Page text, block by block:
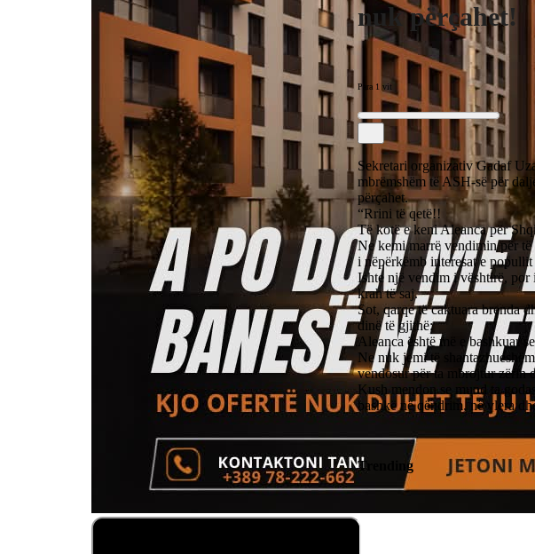
nuk përçahet!
Para 1 vit
Sekretari organizativ Gadaf
mbrëmshëm të ASH-së për
përçahet.
“Rrini të qetë!!
Të kotë e keni Aleanca për
Ne kemi marrë vendimin për të
i nëpërkëmb interesat e popullit
Ishte një vendim i vështirë, por
krah të saj.
Sot, qarqe të caktuara brenda
dinë të gjithë:
Aleanca është më e bashkuar
Ne nuk jemi të
vendosur për ta mbrojtur zërin
Kush mendon se mund ta
bashkë në qëndrim, në vlera
Trending